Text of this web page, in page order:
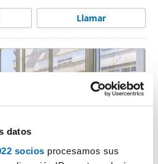
datos
socios procesamos sus
Llamar